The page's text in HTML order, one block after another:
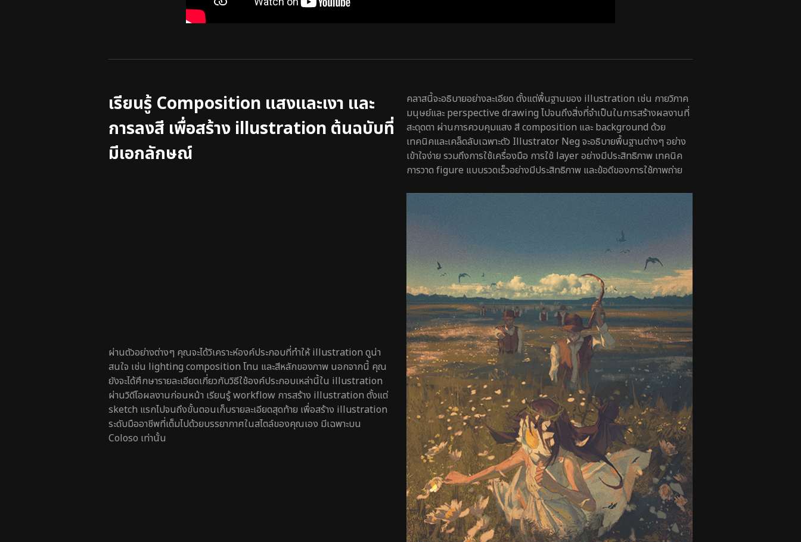
เรียนรู้ Composition แสงและเงา และ
การลงสี เพื่อสร้าง illustration ต้นฉบับที่
มีเอกลักษณ์
คลาสนี้จะอธิบายอย่างละเอียด ตั้งแต่พื้นฐานของ illustration เช่น กายวิภาค
มนุษย์และ perspective drawing ไปจนถึงสิ่งที่จำเป็นในการสร้างผลงานที่
สะดุดตา ผ่านการควบคุมแสง สี composition และ background ด้วย
เทคนิคและเคล็ดลับเฉพาะตัว Illustrator Neg จะอธิบายพื้นฐานต่างๆ อย่าง
เข้าใจง่าย รวมถึงการใช้เครื่องมือ การใช้ layer อย่างมีประสิทธิภาพ เทคนิค
การวาด figure แบบรวดเร็วอย่างมีประสิทธิภาพ และข้อดีของการใช้ภาพถ่าย
ผ่านตัวอย่างต่างๆ คุณจะได้วิเคราะห์องค์ประกอบที่ทำให้ illustration ดูน่า
สนใจ เช่น lighting composition โทน และสีหลักของภาพ นอกจากนี้ คุณ
ยังจะได้ศึกษารายละเอียดเกี่ยวกับวิธีใช้องค์ประกอบเหล่านี้ใน illustration
ผ่านวิดีโอผลงานก่อนหน้า เรียนรู้ workflow การสร้าง illustration ตั้งแต่
sketch แรกไปจนถึงขั้นตอนเก็บรายละเอียดสุดท้าย เพื่อสร้าง illustration
ระดับมืออาชีพที่เต็มไปด้วยบรรยากาศในสไตล์ของคุณเอง มีเฉพาะบน
Coloso เท่านั้น